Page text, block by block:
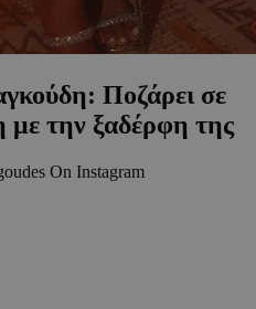
Ποζάρει σε
με την ξαδέρφη της
On Instagram